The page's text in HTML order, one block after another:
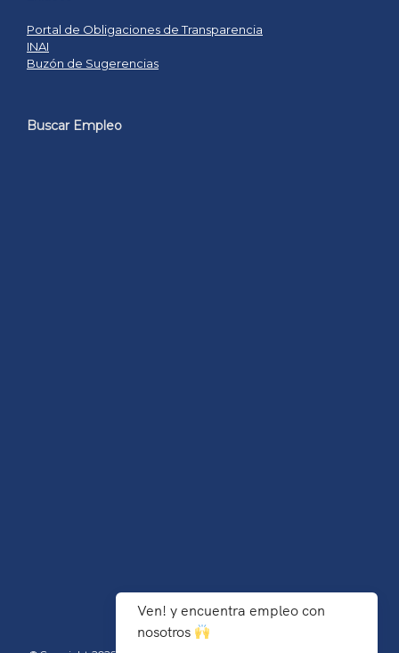
Portal de Obligaciones de Transparencia
INAI
Buzón de Sugerencias
Buscar Empleo
Ven! y encuentra empleo con
nosotros